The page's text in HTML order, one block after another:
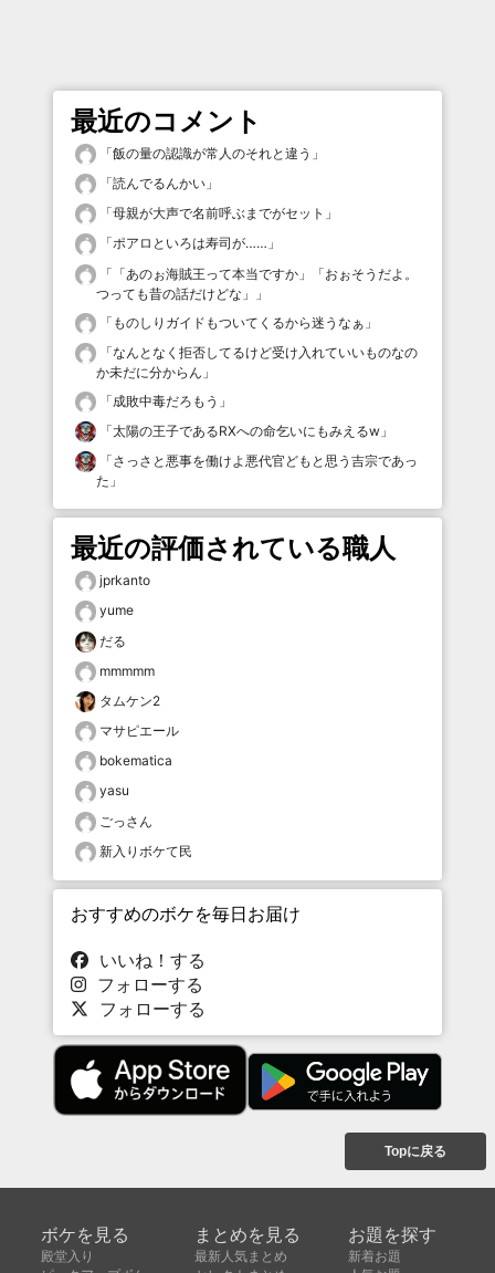
最近のコメント
「飯の量の認識が常人のそれと違う 」
「読んでるんかい 」
「母親が大声で名前呼ぶまでがセット 」
「ポアロといろは寿司が…… 」
「 「あのぉ海賊王って本当ですか」「おぉそうだよ。
つっても昔の話だけどな」
」
「 ものしりガイドもついてくるから迷うなぁ 」
「なんとなく拒否してるけど受け入れていいものなの
か未だに分からん 」
「成敗中毒だろもう 」
「太陽の王子であるRXへの命乞いにもみえるw 」
「さっさと悪事を働けよ悪代官どもと思う吉宗であっ
た 」
最近の評価されている職人
jprkanto
yume
だる
mmmmm
タムケン2
マサピエール
bokematica
yasu
ごっさん
新入りボケて民
おすすめのボケを毎日お届け
いいね！する
フォローする
フォローする
Topに戻る
ボケを見る
殿堂入り
まとめを見る
最新人気まとめ
お題を探す
新着お題